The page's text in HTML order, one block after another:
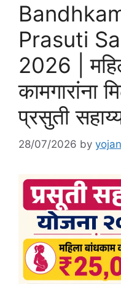
Prasuti
2026 |
कामगारांना
प्रसुती
28/07/2026 by